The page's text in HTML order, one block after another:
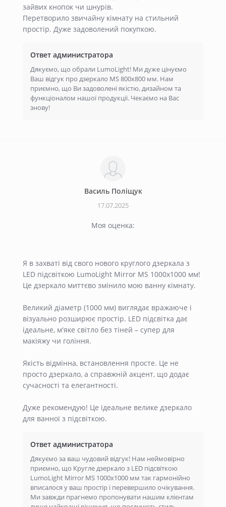
зайвих кнопок чи шнурів.
Перетворило звичайну кімнату на стильний
простір. Дуже задоволений покупкою.
Ответ администратора
Дякуємо, що обрали LumoLight! Ми дуже цінуємо
Ваш відгук про дзеркало MS 800x800 мм. Нам
приємно, що Ви задоволені якістю, дизайном та
функціоналом нашої продукції. Чекаємо на Вас
знову!
Василь Поліщук
17.07.2025
Моя оценка:
Я в захваті від свого нового круглого дзеркала з
LED підсвіткою LumoLight Mirror MS 1000x1000 мм!
Це дзеркало миттєво змінило мою ванну кімнату.
Великий діаметр (1000 мм) виглядає вражаюче і
візуально розширює простір. LED підсвітка дає
ідеальне, м'яке світло без тіней – супер для
макіяжу чи гоління.
Якість відмінна, встановлення просте. Це не
просто дзеркало, а справжній акцент, що додає
сучасності та елегантності.
Дуже рекомендую! Це ідеальне велике дзеркало
для ванної з підсвіткою.
Ответ администратора
Дякуємо за ваш чудовий відгук! Нам неймовірно
приємно, що Кругле дзеркало з LED підсвіткою
LumoLight Mirror MS 1000x1000 мм так гармонійно
вписалося у ваш простір і перевершило очікування.
Ми завжди прагнемо пропонувати нашим клієнтам